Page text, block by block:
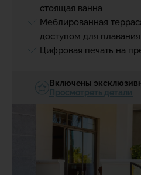
стоящая ванна
Меблированная
доступом для плавания
Цифровая печать на
Включены
Просмотреть детали